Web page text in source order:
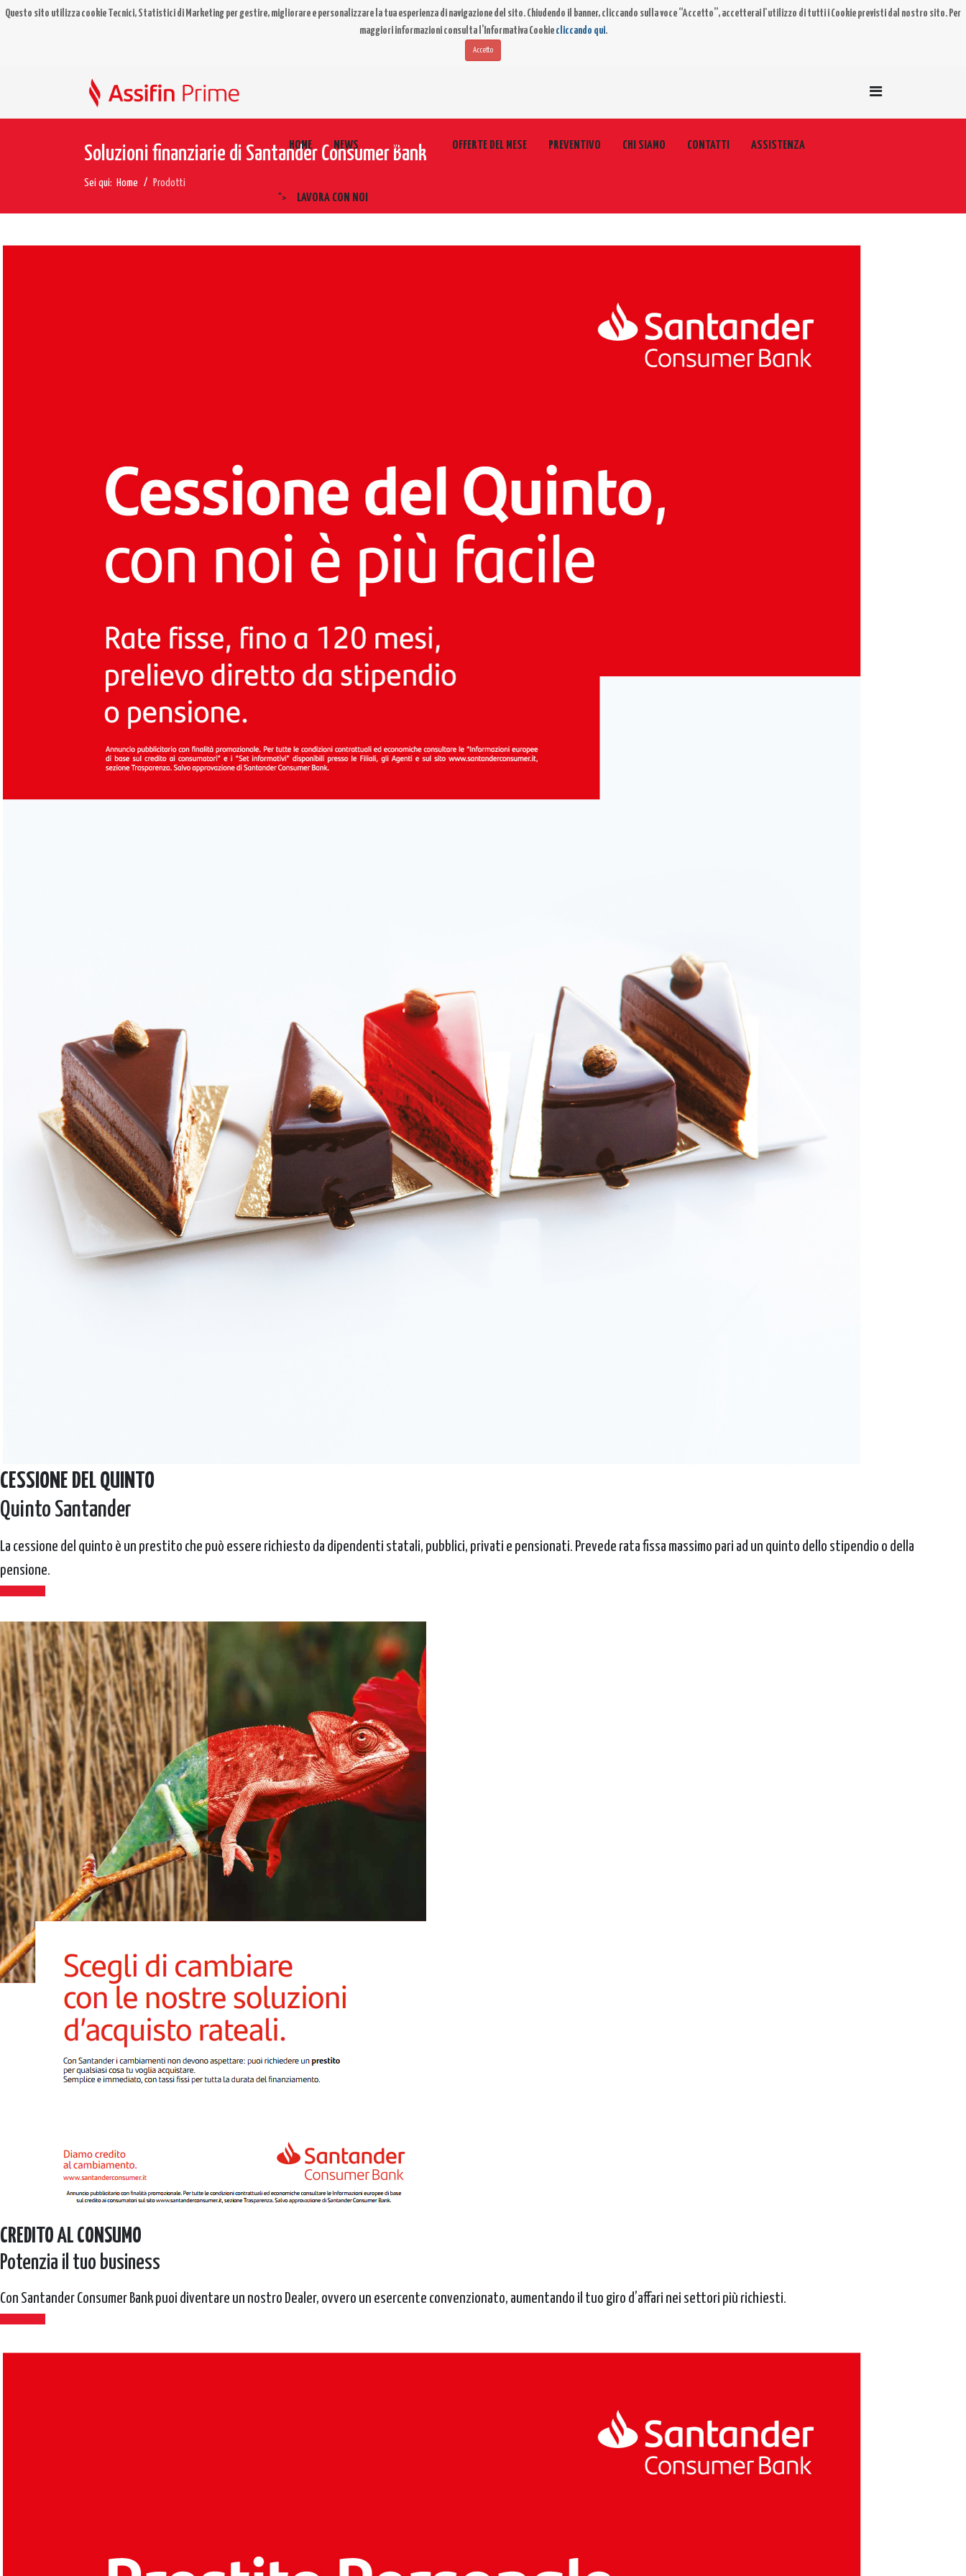
Questo sito utilizza cookie Tecnici, Statistici di Marketing per gestire, migliorare e personalizzare la tua esperienza di navigazione del sito. Chiudendo il banner, cliccando sulla voce “Accetto”, accetterai l'utilizzo di tutti i Cookie previsti dal nostro sito. Per
maggiori informazioni consulta l’Informativa Cookie cliccando qui.
Accetto
HOME NEWS PRODOTTI OFFERTE DEL MESE PREVENTIVO CHI SIAMO CONTATTI ASSISTENZA
"> LAVORA CON NOI
Soluzioni finanziarie di Santander Consumer Bank
Sei qui: Home Prodotti
CESSIONE DEL QUINTO
Quinto Santander
La cessione del quinto è un prestito che può essere richiesto da dipendenti statali, pubblici, privati e pensionati. Prevede rata fissa massimo pari ad un quinto dello stipendio o della
pensione.
CREDITO AL CONSUMO
Potenzia il tuo business
Con Santander Consumer Bank puoi diventare un nostro Dealer, ovvero un esercente convenzionato, aumentando il tuo giro d’affari nei settori più richiesti.